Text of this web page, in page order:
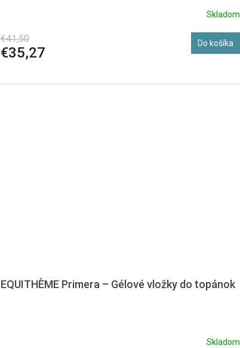
Skladom
€41,50
€35,27
Do košíka
EQUITHÈME Primera – Gélové vložky do topánok
Skladom